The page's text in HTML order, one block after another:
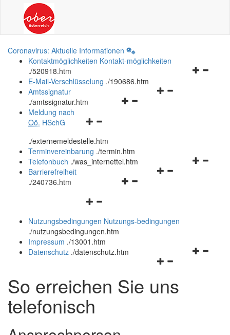
Coronavirus: Aktuelle Informationen
Kontaktmöglichkeiten Kontakt-möglichkeiten
./520918.htm
Navigationsmenü
E-Mail-Verschlüsselung ./190686.htm
Navigationsmenü
Amtssignatur
./amtssignatur.htm
Navigationsmenü
und
schließen
Meldung nach
Oö. HSchG
./externemeldestelle.htm
Terminvereinbarung ./termin.htm
Navigationsmenü
Telefonbuch ./was_internettel.htm
Navigationsmenü
Barrierefreiheit
./240736.htm
Navigationsmenü
und
schließen
Nutzungsbedingungen Nutzungs-bedingungen
./nutzungsbedingungen.htm
Impressum ./13001.htm
Navigationsmenü
und
schließen
Datenschutz ./datenschutz.htm
So erreichen Sie uns
telefonisch